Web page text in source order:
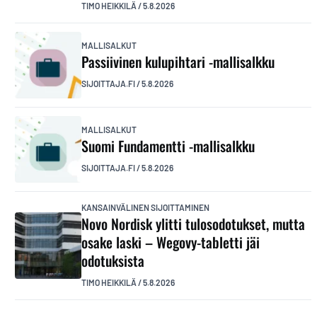
TIMO HEIKKILÄ /5.8.2026
MALLISALKUT
Passiivinen kulupihtari -mallisalkku
SIJOITTAJA.FI/5.8.2026
MALLISALKUT
Suomi Fundamentti -mallisalkku
SIJOITTAJA.FI/5.8.2026
KANSAINVÄLINEN SIJOITTAMINEN
Novo Nordisk ylitti tulosodotukset, mutta
osake laski – Wegovy-tabletti jäi
odotuksista
TIMO HEIKKILÄ /5.8.2026